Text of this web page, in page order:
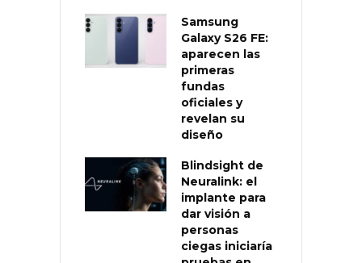
Samsung
Galaxy S26 FE:
aparecen las
primeras
fundas
oficiales y
revelan su
diseño
Blindsight de
Neuralink: el
implante para
dar visión a
personas
ciegas iniciaría